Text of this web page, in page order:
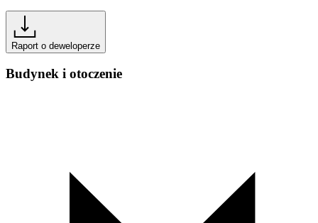
Raport o deweloperze
Budynek i otoczenie